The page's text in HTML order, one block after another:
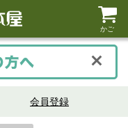
かご
会員登録